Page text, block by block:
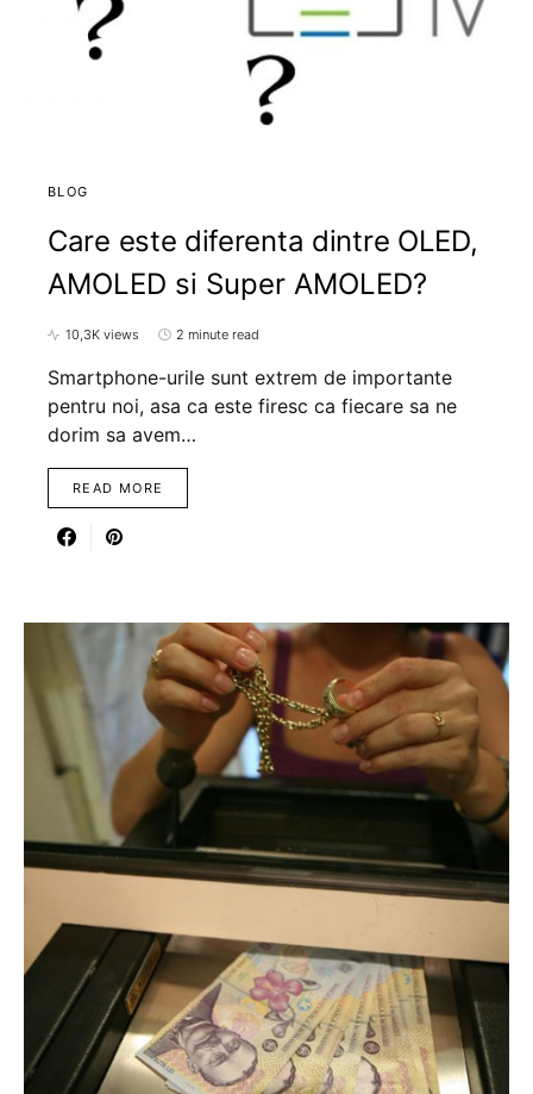
BLOG
Care este diferenta dintre OLED,
AMOLED si Super AMOLED?
10,3K views 2 minute read
Smartphone-urile sunt extrem de importante
pentru noi, asa ca este firesc ca fiecare sa ne
dorim sa avem…
READ MORE